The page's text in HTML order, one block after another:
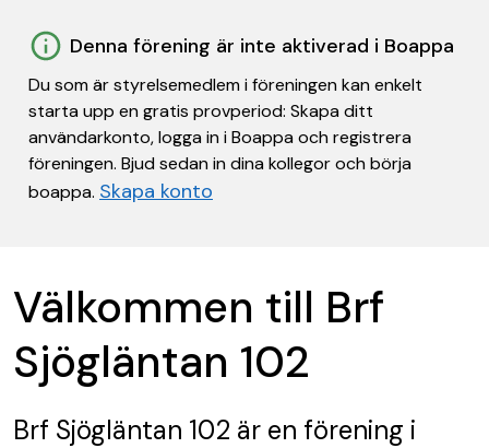
Denna förening är inte aktiverad i Boappa
Du som är styrelsemedlem i föreningen kan enkelt
starta upp en gratis provperiod: Skapa ditt
användarkonto, logga in i Boappa och registrera
föreningen. Bjud sedan in dina kollegor och börja
boappa. Skapa konto
Välkommen till Brf
Sjögläntan 102
Brf Sjögläntan 102 är en förening i